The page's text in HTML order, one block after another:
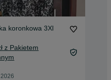
koronkowa 3Xl
z Pakietem